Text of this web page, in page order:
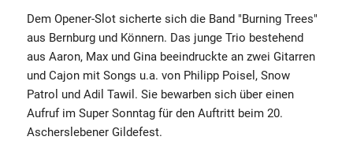
Dem Opener-Slot sicherte sich die Band "Burning Trees"
aus Bernburg und Könnern. Das junge Trio bestehend
aus Aaron, Max und Gina beeindruckte an zwei Gitarren
und Cajon mit Songs u.a. von Philipp Poisel, Snow
Patrol und Adil Tawil. Sie bewarben sich über einen
Aufruf im Super Sonntag für den Auftritt beim 20.
Ascherslebener Gildefest.